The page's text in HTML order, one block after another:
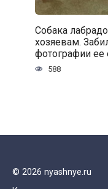
Собака
хозяевам.
фотографии ее
588
© 2026 nyashnye.ru